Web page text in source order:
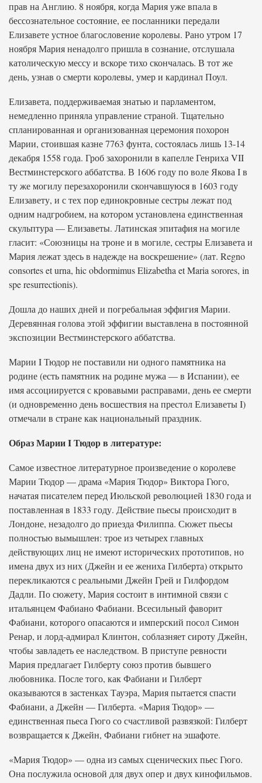
прав на Англию. 8 ноября, когда Мария уже впала в
бессознательное состояние, ее посланники передали
Елизавете устное благословение королевы. Рано утром 17
ноября Мария ненадолго пришла в сознание, отслушала
католическую мессу и вскоре тихо скончалась. В тот же
день, узнав о смерти королевы, умер и кардинал Поул.
Елизавета, поддерживаемая знатью и парламентом,
немедленно приняла управление страной. Тщательно
спланированная и организованная церемония похорон
Марии, стоившая казне 7763 фунта, состоялась лишь 13-14
декабря 1558 года. Гроб захоронили в капелле Генриха VII
Вестминстерского аббатства. В 1606 году по воле Якова I в
ту же могилу перезахоронили скончавшуюся в 1603 году
Елизавету, и с тех пор единокровные сестры лежат под
одним надгробием, на котором установлена единственная
скульптура — Елизаветы. Латинская эпитафия на могиле
гласит: «Союзницы на троне и в могиле, сестры Елизавета и
Мария лежат здесь в надежде на воскрешение» (лат. Regno
consortes et urna, hic obdormimus Elizabetha et Maria sorores, in
spe resurrectionis).
Дошла до наших дней и погребальная эффигия Марии.
Деревянная голова этой эффигии выставлена в постоянной
экспозиции Вестминстерского аббатства.
Марии I Тюдор не поставили ни одного памятника на
родине (есть памятник на родине мужа — в Испании), ее
имя ассоциируется с кровавыми расправами, день ее смерти
(и одновременно день восшествия на престол Елизаветы I)
отмечали в стране как национальный праздник.
Образ Марии I Тюдор в литературе:
Самое известное литературное произведение о королеве
Марии Тюдор — драма «Мария Тюдор» Виктора Гюго,
начатая писателем перед Июльской революцией 1830 года и
поставленная в 1833 году. Действие пьесы происходит в
Лондоне, незадолго до приезда Филиппа. Сюжет пьесы
полностью вымышлен: трое из четырех главных
действующих лиц не имеют исторических прототипов, но
имена двух из них (Джейн и ее жениха Гилберта) открыто
перекликаются с реальными Джейн Грей и Гилфордом
Дадли. По сюжету, Мария состоит в интимной связи с
итальянцем Фабиано Фабиани. Всесильный фаворит
Фабиани, которого опасаются и имперский посол Симон
Ренар, и лорд-адмирал Клинтон, соблазняет сироту Джейн,
чтобы завладеть ее наследством. В приступе ревности
Мария предлагает Гилберту союз против бывшего
любовника. После того, как Фабиани и Гилберт
оказываются в застенках Тауэра, Мария пытается спасти
Фабиани, а Джейн — Гилберта. «Мария Тюдор» —
единственная пьеса Гюго со счастливой развязкой: Гилберт
возвращается к Джейн, Фабиани гибнет на эшафоте.
«Мария Тюдор» — одна из самых сценических пьес Гюго.
Она послужила основой для двух опер и двух кинофильмов.